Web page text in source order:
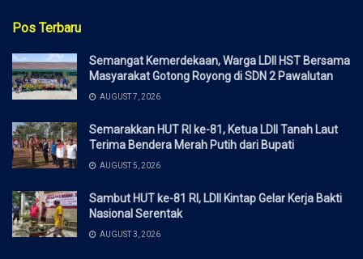
Pos Terbaru
Semangat Kemerdekaan, Warga LDII HST Bersama
Masyarakat Gotong Royong di SDN 2 Pawalutan
AUGUST 7, 2026
Semarakkan HUT RI ke-81, Ketua LDII Tanah Laut
Terima Bendera Merah Putih dari Bupati
AUGUST 5, 2026
Sambut HUT ke-81 RI, LDII Kintap Gelar Kerja Bakti
Nasional Serentak
AUGUST 3, 2026